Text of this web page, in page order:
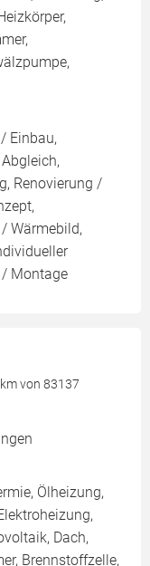
Einbau,
Renovierung /
Wärmebild,
/ Montage
von 83137
Ölheizung,
Dach,
Brennstoffzelle,